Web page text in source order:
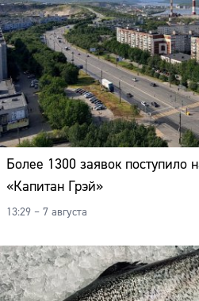
Более 1300 заявок поступило
«Капитан Грэй»
13:29 – 7 августа